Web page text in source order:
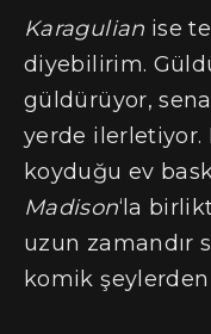
Karagulian ise
diyebilirim.
güldürüyor,
yerde
koyduğu ev
Madison‘la
uzun zamandır
komik